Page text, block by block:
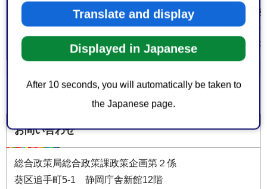
Translate and display
Displayed in Japanese
After 10 seconds, you will automatically be taken to
the Japanese page.
〒420-0916静岡市
ホームページURL https://
お問い合わせ
総合政策局総合政策課政策企画第２係
葵区追手町5-1 静岡庁舎新館12階